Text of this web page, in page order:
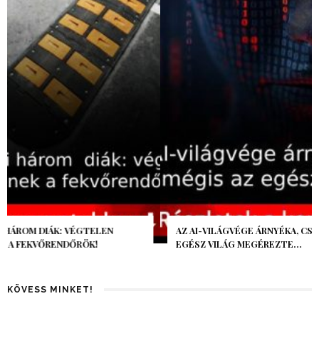
AZ AI-VILÁGVÉGE ÁRNYÉKA, CSAK PÁR ÓRA VOLT, MÉGIS AZ
EGÉSZ VILÁG MEGÉREZTE…
KÖVESS MINKET!